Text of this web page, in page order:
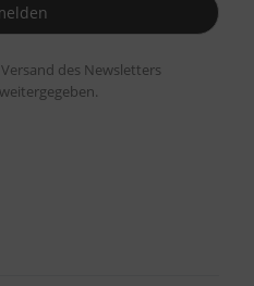
des Newsletters